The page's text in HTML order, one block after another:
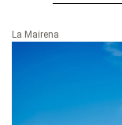
La Mairena